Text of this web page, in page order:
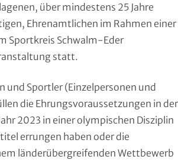
über mindestens 25 Jahre
Ehrenamtlichen im Rahmen einer
Sportkreis Schwalm-Eder
statt.
und Sportler (Einzelpersonen und
die Ehrungsvoraussetzungen in der
2023 in einer olympischen Disziplin
errungen haben oder die
länderübergreifenden Wettbewerb